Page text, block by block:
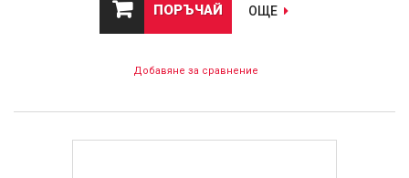
ПОРЪЧАЙ ОЩЕ
Добавяне за сравнение